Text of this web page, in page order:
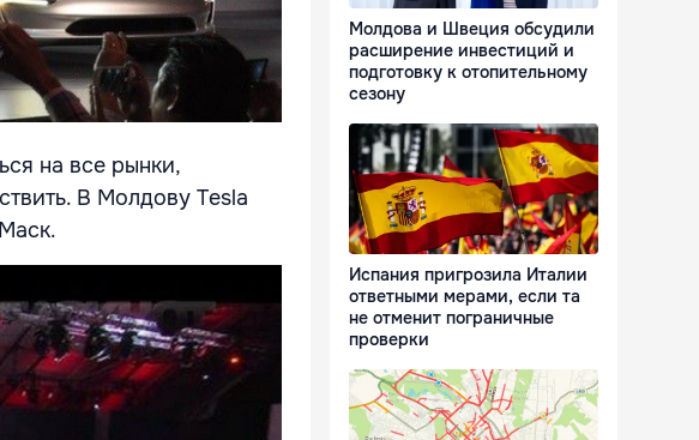
на все рынки,
В Молдову Tesla
Молдова и Швеция обсудили
расширение инвестиций и
подготовку к отопительному
сезону
Испания пригрозила Италии
ответными мерами, если та
не отменит пограничные
проверки